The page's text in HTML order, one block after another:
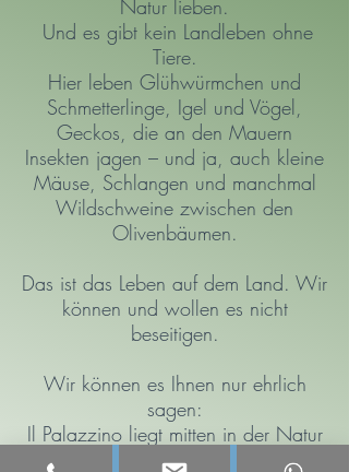
Natur lieben.
Und es gibt kein Landleben ohne
Tiere.
Hier leben Glühwürmchen und
Schmetterlinge, Igel und Vögel,
Geckos, die an den Mauern
Insekten jagen – und ja, auch kleine
Mäuse, Schlangen und manchmal
Wildschweine zwischen den
Olivenbäumen.
Das ist das Leben auf dem Land. Wir
können und wollen es nicht
beseitigen.
Wir können es Ihnen nur ehrlich
sagen:
Il Palazzino liegt mitten in der Natur
und ist nicht der richtige Ort für